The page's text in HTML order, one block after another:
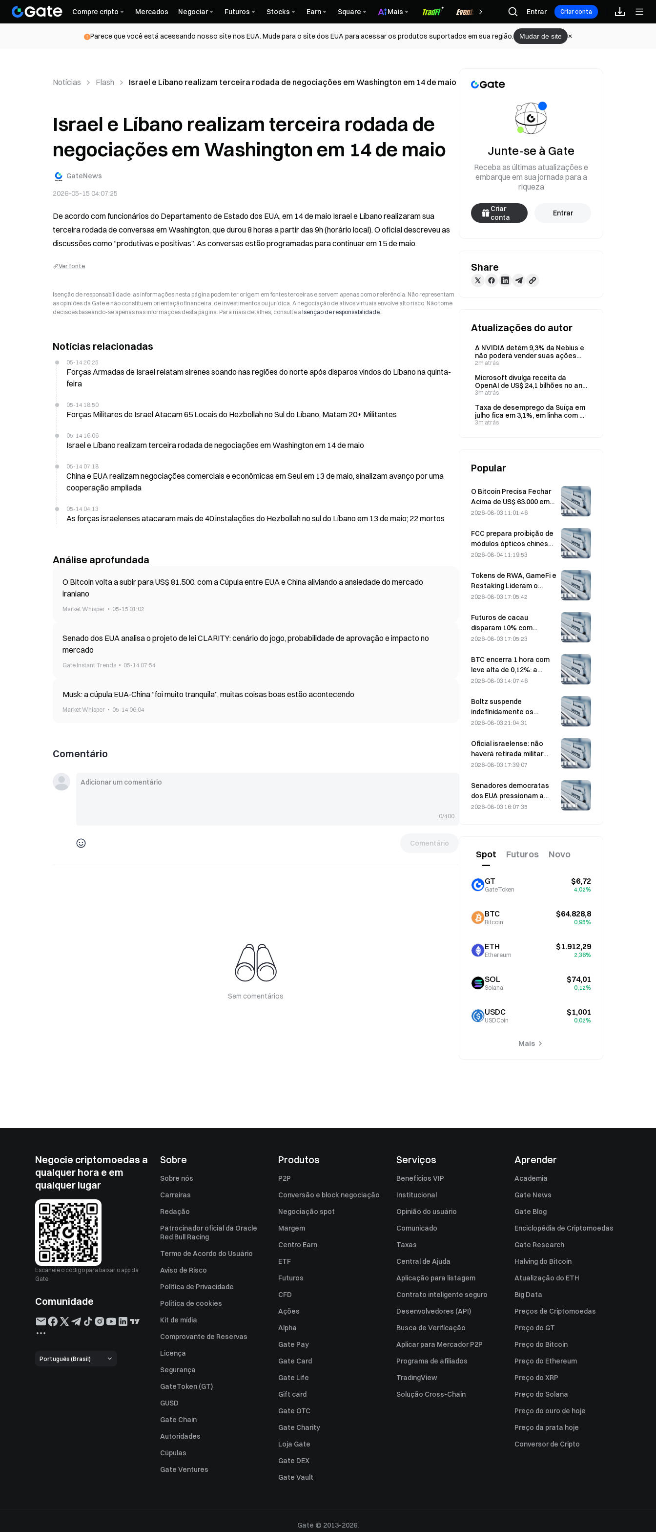
Compre cripto Mercados Negociar Futuros Stocks Earn Square Mais RecompensasEntrar Criar conta
Parece que você está acessando nosso site nos EUA. Mude para o site dos EUA para acessar os produtos suportados em sua região. Mudar de site
Notícias Flash Israel e Líbano realizam terceira rodada de negociações em Washington em 14 de maio
Israel e Líbano realizam terceira rodada de
negociações em Washington em 14 de maio
GateNews
2026-05-15 04:07:25
De acordo com funcionários do Departamento de Estado dos EUA, em 14 de maio Israel e Líbano realizaram sua
terceira rodada de conversas em Washington, que durou 8 horas a partir das 9h (horário local). O oficial descreveu as
discussões como “produtivas e positivas”. As conversas estão programadas para continuar em 15 de maio.
Ver fonte
Isenção de responsabilidade: as informações nesta página podem ter origem em fontes terceiras e servem apenas como referência. Não representam
as opiniões da Gate e não constituem orientação financeira, de investimentos ou jurídica. A negociação de ativos virtuais envolve alto risco. Não tome
decisões baseando-se apenas nas informações desta página. Para mais detalhes, consulte a Isenção de responsabilidade.
Notícias relacionadas
05-14 20:25
Forças Armadas de Israel relatam sirenes soando nas regiões do norte após disparos vindos do Líbano na quinta-
feira
05-14 18:50
Forças Militares de Israel Atacam 65 Locais do Hezbollah no Sul do Líbano, Matam 20+ Militantes
05-14 16:06
Israel e Líbano realizam terceira rodada de negociações em Washington em 14 de maio
05-14 07:18
China e EUA realizam negociações comerciais e econômicas em Seul em 13 de maio, sinalizam avanço por uma
cooperação ampliada
05-14 04:13
As forças israelenses atacaram mais de 40 instalações do Hezbollah no sul do Líbano em 13 de maio; 22 mortos
Análise aprofundada
O Bitcoin volta a subir para US$ 81.500, com a Cúpula entre EUA e China aliviando a ansiedade do mercado
iraniano
Market Whisper 05-15 01:02
Senado dos EUA analisa o projeto de lei CLARITY: cenário do jogo, probabilidade de aprovação e impacto no
mercado
Gate Instant Trends 05-14 07:54
Musk: a cúpula EUA-China “foi muito tranquila”, muitas coisas boas estão acontecendo
Market Whisper 05-14 06:04
Comentário
0/400
Comentário
Sem comentários
Junte-se à Gate
Receba as últimas atualizações e
embarque em sua jornada para a
riqueza
Criar
conta
Entrar
Share
Atualizações do autor
A NVIDIA detém 9,3% da Nebius e
não poderá vender suas ações
até 11 de setembro.
2m atrás
Microsoft divulga receita da
OpenAI de US$ 24,1 bilhões no ano
fiscal encerrado em junho de 2026
3m atrás
Taxa de desemprego da Suíça em
julho fica em 3,1%, em linha com a
previsão de 3,10%
3m atrás
Popular
O Bitcoin Precisa Fechar
Acima de US$ 63.000 em
Agosto para Confirmar o
Baixa, Diz uma Pesquisa
que Aponta Valorização
de 10x
2026-08-03 11:01:46
FCC prepara proibição de
módulos ópticos chineses
para data centers;
da Xinyuan sofre impacto
de 27%
2026-08-04 11:19:53
Tokens de RWA, GameFi e
Restaking Lideram o
Desempenho do Mercado
2026-08-03 17:05:42
Futuros de cacau
disparam 10% com
preocupações sobre a
de US$ 6.000 por tonelada
2026-08-03 17:05:23
BTC encerra 1 hora com
leve alta de 0,12%: a
melhora nas tensões
alinhamento do
sentimento macro
impulsionam um repique
2026-08-03 14:07:46
Boltz suspende
indefinidamente os
serviços de bridge do
assistidos por IA
2026-08-03 21:04:31
Oficial israelense: não
haverá retirada militar
antes que o Hamas
2026-08-03 17:39:07
Senadores democratas
dos EUA pressionam a
CFTC a restringir produtos
2026-08-03 16:07:35
Spot Futuros Novo
GT
GateToken
$6,72
4,02%
BTC
Bitcoin
$64.828,8
0,95%
ETH
Ethereum
$1.912,29
2,36%
SOL
Solana
$74,01
0,12%
USDC
USDCoin
$1,001
0,02%
Mais
Negocie criptomoedas a
qualquer hora e em
qualquer lugar
Escaneie o código para baixar o app da
Gate
Comunidade
Português (Brasil)
Sobre
Sobre nós
Carreiras
Redação
Patrocinador oficial da Oracle
Red Bull Racing
Termo de Acordo do Usuário
Aviso de Risco
Política de Privacidade
Política de cookies
Kit de mídia
Comprovante de Reservas
Licença
Segurança
GateToken (GT)
GUSD
Gate Chain
Autoridades
Cúpulas
Gate Ventures
Produtos
P2P
Conversão e block negociação
Negociação spot
Margem
Centro Earn
ETF
Futuros
CFD
Ações
Alpha
Gate Pay
Gate Card
Gate Life
Gift card
Gate OTC
Gate Charity
Loja Gate
Gate DEX
Gate Vault
Serviços
Benefícios VIP
Institucional
Opinião do usuário
Comunicado
Taxas
Central de Ajuda
Aplicação para listagem
Contrato inteligente seguro
Desenvolvedores (API)
Busca de Verificação
Aplicar para Mercador P2P
Programa de afiliados
TradingView
Solução Cross-Chain
Aprender
Academia
Gate News
Gate Blog
Enciclopédia de Criptomoedas
Gate Research
Halving do Bitcoin
Atualização do ETH
Big Data
Preços de Criptomoedas
Preço do GT
Preço do Bitcoin
Preço do Ethereum
Preço do XRP
Preço do Solana
Preço do ouro de hoje
Preço da prata hoje
Conversor de Cripto
Gate © 2013-2026.